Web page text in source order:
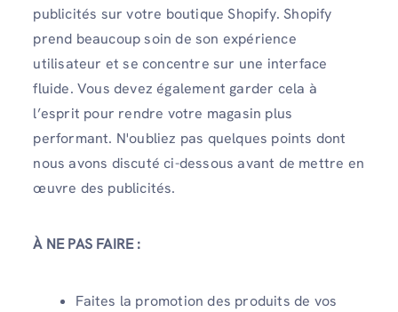
publicités sur votre boutique Shopify. Shopify
prend beaucoup soin de son expérience
utilisateur et se concentre sur une interface
fluide. Vous devez également garder cela à
l’esprit pour rendre votre magasin plus
performant. N'oubliez pas quelques points dont
nous avons discuté ci-dessous avant de mettre en
œuvre des publicités.
À NE PAS FAIRE :
Faites la promotion des produits de vos